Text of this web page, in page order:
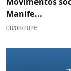
Manife...
08/08/2026